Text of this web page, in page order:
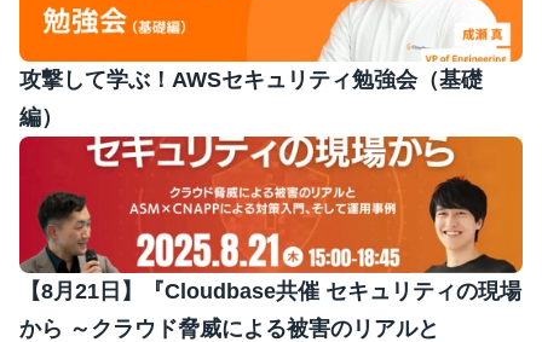
攻撃して学ぶ！AWSセキュリティ勉強会（基礎
編）
【8月21日】『Cloudbase共催 セキュリティの現場
から ～クラウド脅威による被害のリアルと